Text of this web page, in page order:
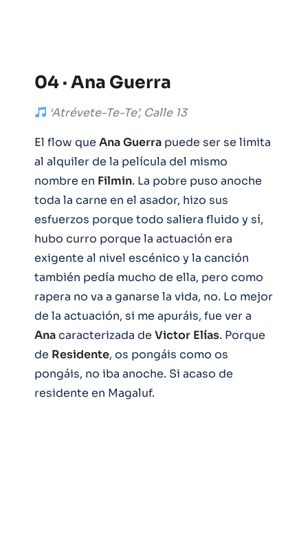
04 · Ana Guerra
‘Atrévete-Te-Te’, Calle 13
El flow que AnaGuerra puede ser se limita
al alquiler de la película del mismo
nombre en Filmin. La pobre puso anoche
toda la carne en el asador, hizo sus
esfuerzos porque todo saliera fluido y sí,
hubo curro porque la actuación era
exigente al nivel escénico y la canción
también pedía mucho de ella, pero como
rapera no va a ganarse la vida, no. Lo mejor
de la actuación, si me apuráis, fue ver a
Anacaracterizada de Victor Elías. Porque
de Residente, os pongáis como os
pongáis, no iba anoche. Si acaso de
residente en Magaluf.